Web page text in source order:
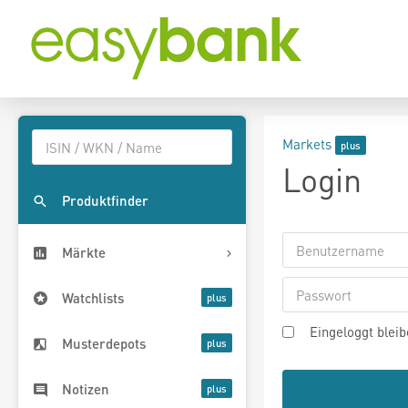
Produktfinder
Märkte
Watchlists
Musterdepots
Notizen
Markets
Login
Eingeloggt